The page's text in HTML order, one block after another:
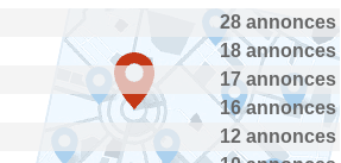
28 annonces
18 annonces
17 annonces
16 annonces
12 annonces